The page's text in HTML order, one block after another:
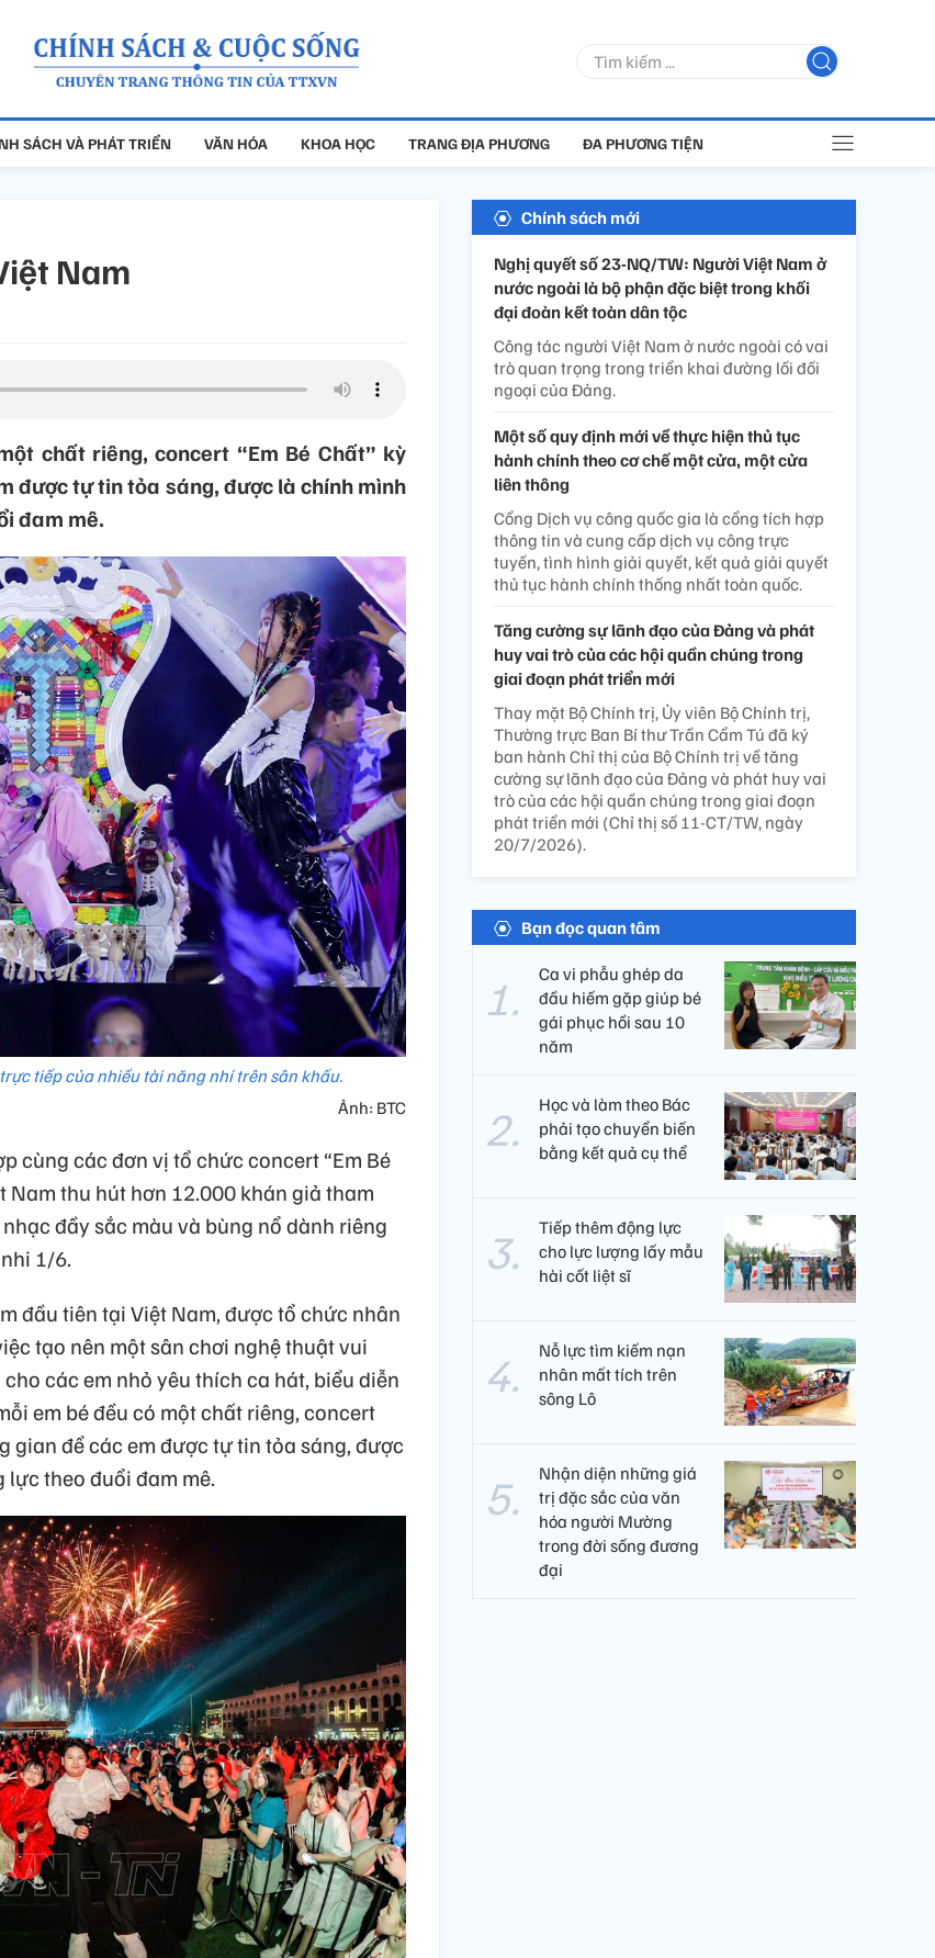
SÁCH VÀ PHÁT TRIỂN VĂN HÓA KHOA HỌC TRANG ĐỊA PHƯƠNG ĐA PHƯƠNG TIỆN
Nam
chất riêng, concert “Em Bé Chất” kỳ
được tự tin tỏa sáng, được là chính mình
đam mê.
tiếp của nhiều tài năng nhí trên sân khấu.
Ảnh: BTC
cùng các đơn vị tổ chức concert “Em Bé
Nam thu hút hơn 12.000 khán giả tham
đầy sắc màu và bùng nổ dành riêng
1/6.
đầu tiên tại Việt Nam, được tổ chức nhân
tạo nên một sân chơi nghệ thuật vui
các em nhỏ yêu thích ca hát, biểu diễn
em bé đều có một chất riêng, concert
gian để các em được tự tin tỏa sáng, được
theo đuổi đam mê.
Chính sách mới
Nghị quyết số 23-NQ/TW: Người Việt Nam ở
nước ngoài là bộ phận đặc biệt trong khối
đại đoàn kết toàn dân tộc
Công tác người Việt Nam ở nước ngoài có vai
trò quan trọng trong triển khai đường lối đối
ngoại của Đảng.
Một số quy định mới về thực hiện thủ tục
hành chính theo cơ chế một cửa, một cửa
liên thông
Cổng Dịch vụ công quốc gia là cổng tích hợp
thông tin và cung cấp dịch vụ công trực
tuyến, tình hình giải quyết, kết quả giải quyết
thủ tục hành chính thống nhất toàn quốc.
Tăng cường sự lãnh đạo của Đảng và phát
huy vai trò của các hội quần chúng trong
giai đoạn phát triển mới
Thay mặt Bộ Chính trị, Ủy viên Bộ Chính trị,
Thường trực Ban Bí thư Trần Cẩm Tú đã ký
ban hành Chỉ thị của Bộ Chính trị về tăng
cường sự lãnh đạo của Đảng và phát huy vai
trò của các hội quần chúng trong giai đoạn
phát triển mới (Chỉ thị số 11-CT/TW, ngày
20/7/2026).
Bạn đọc quan tâm
Ca vi phẫu ghép da
đầu hiếm gặp giúp bé
gái phục hồi sau 10
năm
Học và làm theo Bác
phải tạo chuyển biến
bằng kết quả cụ thể
Tiếp thêm động lực
cho lực lượng lấy mẫu
hài cốt liệt sĩ
Nỗ lực tìm kiếm nạn
nhân mất tích trên
sông Lô
Nhận diện những giá
trị đặc sắc của văn
hóa người Mường
trong đời sống đương
đại